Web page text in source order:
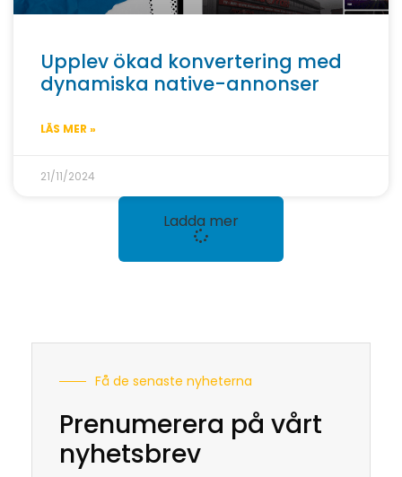
Upplev ökad konvertering med
dynamiska native-annonser
LÄS MER »
21/11/2024
Ladda mer
Få de senaste nyheterna
Prenumerera på vårt
nyhetsbrev